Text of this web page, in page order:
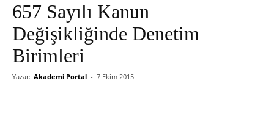
657 Sayılı Kanun
Değişikliğinde Denetim
Birimleri
Yazar: Akademi Portal - 7 Ekim 2015